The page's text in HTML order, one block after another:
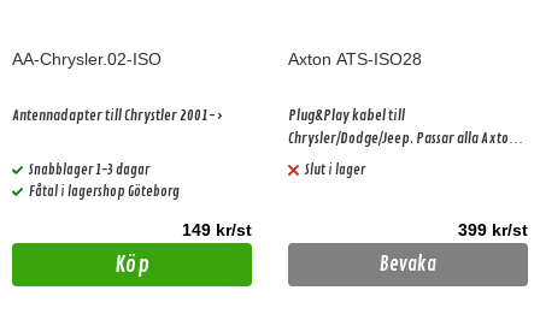
AA-Chrysler.02-ISO
Antennadapter till Chrystler 2001->
Snabblager 1-3 dagar
Fåtal i lagershop Göteborg
149 kr/st
Köp
Axton ATS-ISO28
Plug&Play kabel till
Chrysler/Dodge/Jeep. Passar alla Axton
DSP förstärkare. Gäller bilar med basic
Slut i lager
399 kr/st
Bevaka